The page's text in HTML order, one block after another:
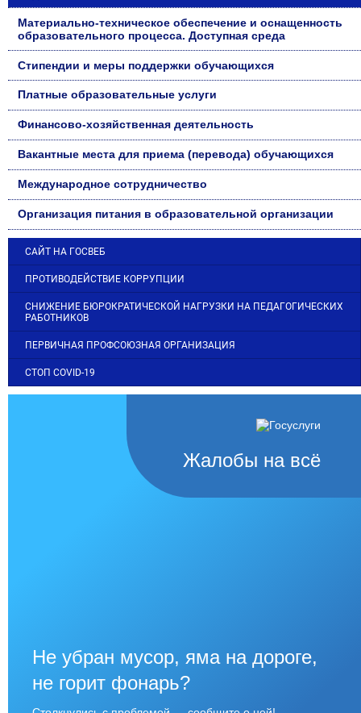
Материально-техническое обеспечение и оснащенность
образовательного процесса. Доступная среда
Стипендии и меры поддержки обучающихся
Платные образовательные услуги
Финансово-хозяйственная деятельность
Вакантные места для приема (перевода) обучающихся
Международное сотрудничество
Организация питания в образовательной организации
САЙТ НА ГОСВЕБ
ПРОТИВОДЕЙСТВИЕ КОРРУПЦИИ
СНИЖЕНИЕ БЮРОКРАТИЧЕСКОЙ НАГРУЗКИ НА ПЕДАГОГИЧЕСКИХ
РАБОТНИКОВ
ПЕРВИЧНАЯ ПРОФСОЮЗНАЯ ОРГАНИЗАЦИЯ
СТОП COVID-19
Жалобы на всё
Не убран мусор, яма на дороге,
не горит фонарь?